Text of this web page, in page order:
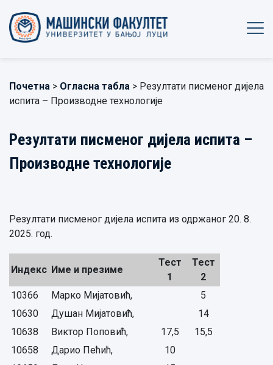
Почетна > Огласна табла > Резултати писменог дијела
испита – Производне технологије
Резултати писменог дијела испита –
Производне технологије
Резултати писменог дијела испита из одржаног 20. 8.
2025. год.
Индекс Име и презиме
Тест
1
Тест
2
10366
Марко Мијатовић,
5
10630
Душан Мијатовић,
14
10638
Виктор Поповић, 17,5
15,5
10658
Дарио Пећић,
10